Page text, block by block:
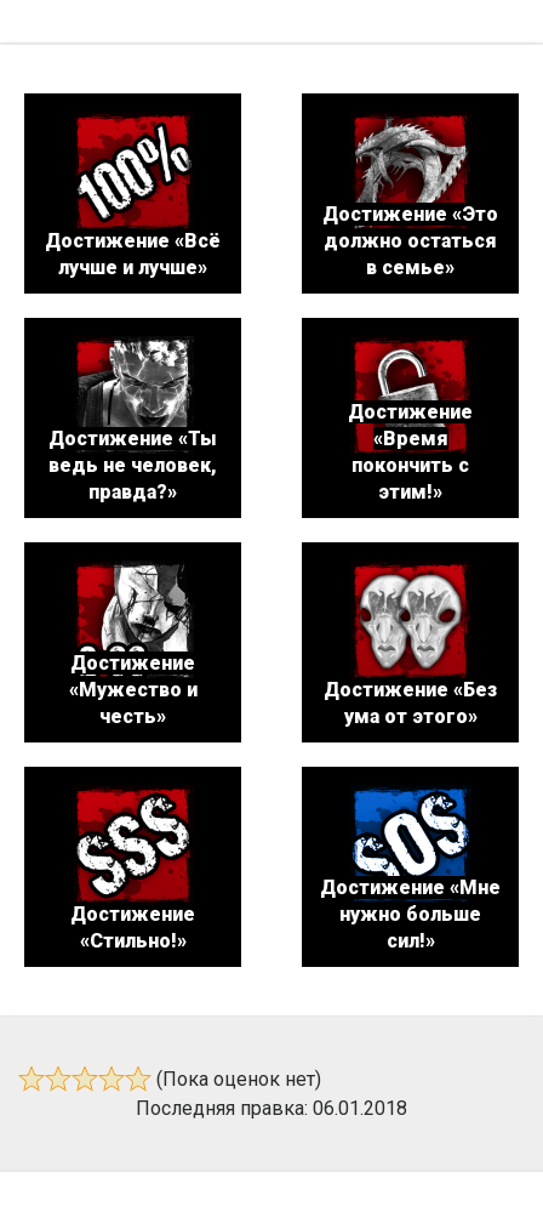
Достижение «Всё
лучше и лучше»
Достижение «Это
должно остаться
в семье»
Достижение «Ты
ведь не человек,
правда?»
Достижение
«Время
покончить с
этим!»
Достижение
«Мужество и
честь»
Достижение «Без
ума от этого»
Достижение
«Стильно!»
Достижение «Мне
нужно больше
сил!»
(Пока оценок нет)
Последняя правка: 06.01.2018